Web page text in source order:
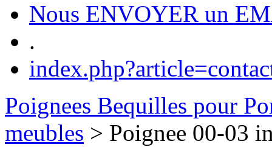
Nous ENVOYER un
.
Poignees Bequilles pour
meubles > Poignee 00-03